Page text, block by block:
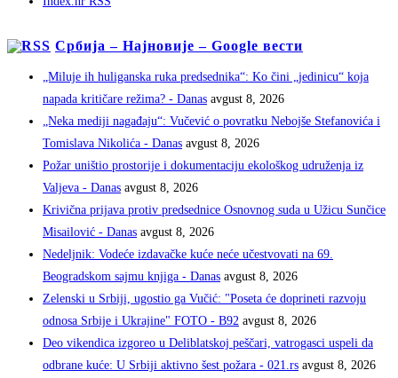
Србија – Најновије – Google вести
„Miluje ih huliganska ruka predsednika“: Ko čini „jedinicu“ koja
napada kritičare režima? - Danas avgust 8, 2026
„Neka mediji nagađaju“: Vučević o povratku Nebojše Stefanovića i
Tomislava Nikolića - Danas avgust 8, 2026
Požar uništio prostorije i dokumentaciju ekološkog udruženja iz
Valjeva - Danas avgust 8, 2026
Krivična prijava protiv predsednice Osnovnog suda u Užicu Sunčice
Misailović - Danas avgust 8, 2026
Nedeljnik: Vodeće izdavačke kuće neće učestvovati na 69.
Beogradskom sajmu knjiga - Danas avgust 8, 2026
Zelenski u Srbiji, ugostio ga Vučić: "Poseta će doprineti razvoju
odnosa Srbije i Ukrajine" FOTO - B92 avgust 8, 2026
Deo vikendica izgoreo u Deliblatskoj peščari, vatrogasci uspeli da
odbrane kuće: U Srbiji aktivno šest požara - 021.rs avgust 8, 2026